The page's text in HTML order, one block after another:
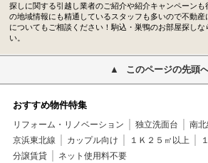
探しに関する引越し業者のご紹介や紹介キャンペーン
の地域情報にも精通しているスタッフも多いので不動産
についてもご相談ください！駒込・巣鴨のお部屋探しな
い。
このページの先頭
おすすめ物件特集
リフォーム・リノベーション 独立洗面台 南北
京浜東北線
カップル向け １Ｋ２５㎡以上
分譲賃貸
ネット使用料不要